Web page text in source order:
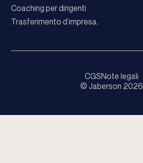
Coaching per dirigenti
Trasferimento d’impresa.
© Jaberson 2026
CGSNote legali